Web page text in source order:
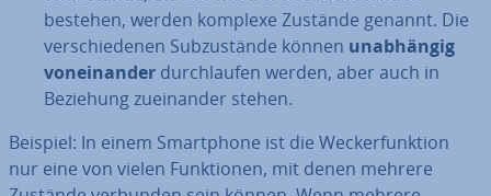
bestehen, werden komplexe Zustände genannt. Die
ver­schie­de­nen Sub­zu­stän­de können un­ab­hän­gig
von­ein­an­der durch­lau­fen werden, aber auch in
Beziehung zu­ein­an­der stehen.
Beispiel: In einem Smart­phone ist die We­cker­funk­ti­on
nur eine von vielen Funk­tio­nen, mit denen mehrere